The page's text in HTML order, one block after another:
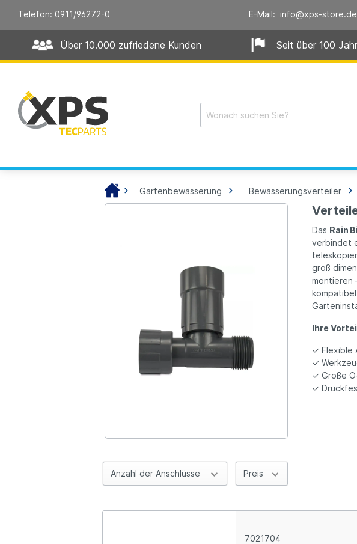
Telefon: 0911/96272-0 E-Mail: info@xps-store.de
Über 10.000 zufriedene Kunden Seit über 100
Gartenbewässerung Bewässerungsverteiler
Das Rain
verbindet
groß
montieren
Ihre
✓ Flexible
✓
✓ Große
✓
Anzahl der Anschlüsse Preis
7021704